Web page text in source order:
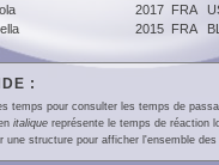
2017 FRA
2015 FRA
:
temps pour consulter les temps de
italiquereprésente le temps de réaction
une structure pour afficher l'ensemble